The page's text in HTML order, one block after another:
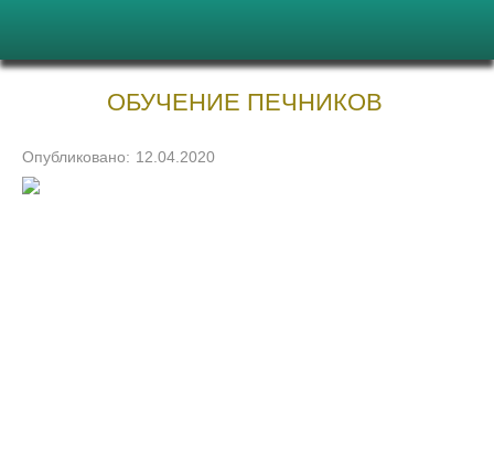
ОБУЧЕНИЕ ПЕЧНИКОВ
Опубликовано: 12.04.2020